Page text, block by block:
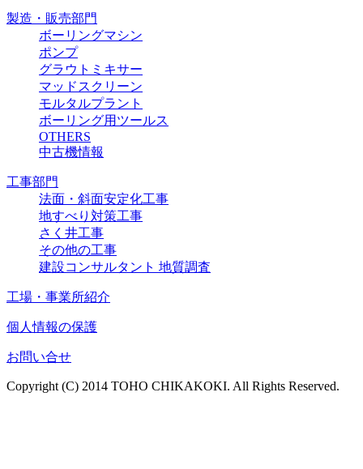
製造・販売部門
ボーリングマシン
ポンプ
グラウトミキサー
マッドスクリーン
モルタルプラント
ボーリング用ツールス
OTHERS
中古機情報
工事部門
法面・斜面安定化工事
地すべり対策工事
さく井工事
その他の工事
建設コンサルタント 地質調査
工場・事業所紹介
個人情報の保護
お問い合せ
Copyright (C) 2014 TOHO CHIKAKOKI. All Rights Reserved.